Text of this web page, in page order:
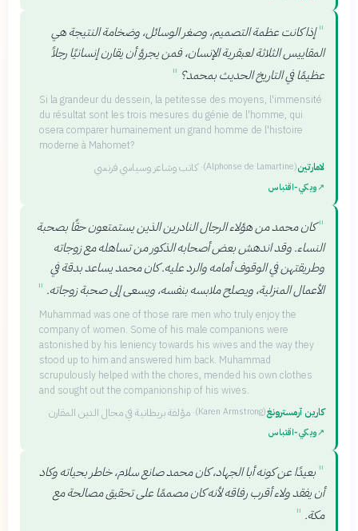
" إذا كانت عظمة التصميم، وصغر الوسائل، وضخامة النتيجة هي
المقاييس الثلاثة لعبقرية الإنسان، فمن يجرؤ أن يقارن إنسانيًا رجلاً
عظيمًا في التاريخ الحديث بمحمد؟ "
Si la grandeur du dessein, la petitesse des moyens, l'immensité
du résultat sont les trois mesures du génie de l'homme, qui
osera comparer humainement un grand homme de l'histoire
moderne à Mahomet?
لامارتين
(Alphonse de Lamartine)
·كاتب وشاعر وسياسي فرنسي
↗ويكي‑اقتباس
"كان محمد من هؤلاء الرجال النادرين الذين يستمتعون حقًا بصحبة
النساء. وقد اندهش بعض أصحابه الذكور من تساهله مع زوجاته
وطريقتهن في الوقوف أمامه والرد عليه. كان محمد يساعد بدقة في
الأعمال المنزلية، ويصلح ملابسه بنفسه، ويسعى إلى صحبة زوجاته. "
Muhammad was one of those rare men who truly enjoy the
company of women. Some of his male companions were
astonished by his leniency towards his wives and the way they
stood up to him and answered him back. Muhammad
scrupulously helped with the chores, mended his own clothes
and sought out the companionship of his wives.
كارين آرمسترونغ
(Karen Armstrong)
· مؤلفة بريطانية في مجال الدين المقارن
↗ويكي‑اقتباس
" بعيدًا عن كونه أبا الجهاد، كان محمد صانع سلام، خاطر بحياته وكاد
أن يفقد ولاء أقرب رفاقه لأنه كان مصممًا على تحقيق مصالحة مع
مكة. "